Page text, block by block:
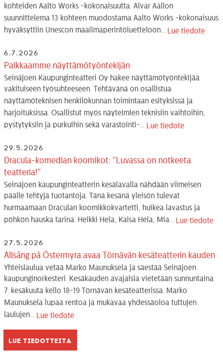
kohteiden Aalto Works -kokonaisuutta. Alvar Aallon
suunnittelema 13 kohteen muodostama Aalto Works -kokonaisuus
hyväksyttiin Unescon maailmaperintöluetteloon... Lue tiedote
6.7.2026
Palkkaamme näyttämötyöntekijän
Seinäjoen Kaupunginteatteri Oy hakee näyttämötyöntekijää
vakituiseen työsuhteeseen. Tehtävänä on osallistua
näyttämöteknisen henkilökunnan toimintaan esityksissä ja
harjoituksissa. Osallistut myös näytelmien teknisiin vaihtoihin,
pystytyksiin ja purkuihin sekä varastointi-... Lue tiedote
29.5.2026
Dracula-komedian koomikot: ”Luvassa on notkeeta
teatteria!”
Seinäjoen kaupunginteatterin kesälavalla nähdään viimeisen
päälle tehtyjä tuotantoja. Tänä kesänä yleisön tulevat
hurmaamaan Draculan koomikkokvartetti, huikea lavastus ja
pöhkön hauska tarina. Heikki Hela, Kaisa Hela, Mia... Lue tiedote
27.5.2026
Allsång på Östermyra avaa Törnävän kesäteatterin kauden
Yhteislaulua vetää Marko Maunuksela ja säestää Seinäjoen
kaupunginorkesteri. Kesäkauden avajaisia vietetään sunnuntaina
7. kesäkuuta kello 18-19 Törnävän kesäteatterissa. Marko
Maunuksela lupaa rentoa ja mukavaa yhdessäoloa tuttujen
laulujen... Lue tiedote
Lue tiedotteita